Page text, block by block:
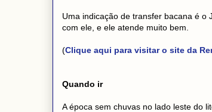
Uma indicação de transfer bacana é o
com ele, e ele atende muito bem.
(Clique aqui para visitar o site da
Quando ir
A época sem chuvas no lado leste do